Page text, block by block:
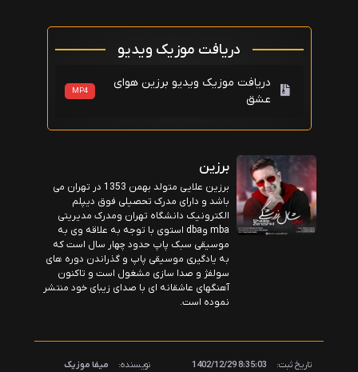
دریافت موزیک ویدیو
دریافت موزیک ویدیو برزین هوای
عشق
MP4
برزین
برزین علایی متولد بهمن 1353 در تهران می
باشد و دارای مدرک تحصیلی فوق دیپلم
الکترونیک دانشگاه تهران ومدرک مدیریتی
mba وdba استوی با توجه به علاقه وی به
موسیقی سبک پاپ حدود چهار سال است که
به یادگیری موسیقی پاپ و گذراندن دوره های
سولفژ و صدا سازی مشغول است و تاکنون
آهنگهای عاشقانه ای با صدای زیبای خود منتشر
نموده است.
تاریخ ثبت: 8:35:03 1402/12/29 نویسنده: میفا موزیک